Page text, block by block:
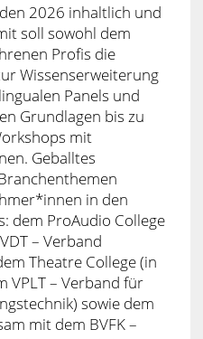
2026 inhaltlich und
soll sowohl dem
Profis die
Wissenserweiterung
Panels und
Grundlagen bis zu
mit
Geballtes
in den
dem ProAudio College
– Verband
Theatre College (in
VPLT – Verband für
sowie dem
mit dem BVFK –